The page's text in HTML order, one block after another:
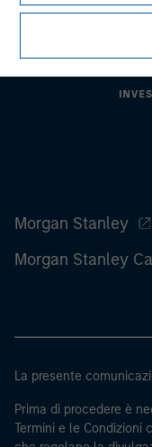
Morgan Stanley
Morgan Stanley
La presente
Prima di procedere è
Termini e le